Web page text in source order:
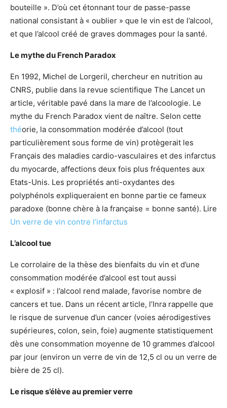
bouteille ». D’où cet étonnant tour de passe-passe
national consistant à « oublier » que le vin est de l’alcool,
et que l’alcool créé de graves dommages pour la santé.
Le mythe du French Paradox
En 1992, Michel de Lorgeril, chercheur en nutrition au
CNRS, publie dans la revue scientifique The Lancet un
article, véritable pavé dans la mare de l’alcoologie. Le
mythe du French Paradox vient de naître. Selon cette
théorie, la consommation modérée d’alcool (tout
particulièrement sous forme de vin) protègerait les
Français des maladies cardio-vasculaires et des infarctus
du myocarde, affections deux fois plus fréquentes aux
Etats-Unis. Les propriétés anti-oxydantes des
polyphénols expliqueraient en bonne partie ce fameux
paradoxe (bonne chère à la française = bonne santé). Lire
Un verre de vin contre l’infarctus
L’alcool tue
Le corrolaire de la thèse des bienfaits du vin et d’une
consommation modérée d’alcool est tout aussi
« explosif » : l’alcool rend malade, favorise nombre de
cancers et tue. Dans un récent article, l’Inra rappelle que
le risque de survenue d’un cancer (voies aérodigestives
supérieures, colon, sein, foie) augmente statistiquement
dès une consommation moyenne de 10 grammes d’alcool
par jour (environ un verre de vin de 12,5 cl ou un verre de
bière de 25 cl).
Le risque s’élève au premier verre